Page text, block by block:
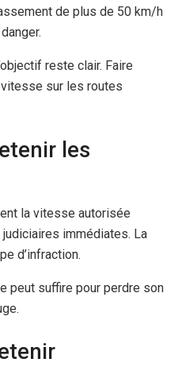
de plus de 50 km/h
reste clair. Faire
sur les routes
les
la vitesse autorisée
immédiates. La
d’infraction.
peut suffire pour perdre son